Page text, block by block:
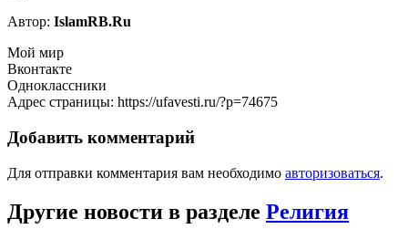
Автор: IslamRB.Ru
Мой мир
Вконтакте
Одноклассники
Адрес страницы: https://ufavesti.ru/?p=74675
Добавить комментарий
Для отправки комментария вам необходимо авторизоваться.
Другие новости в разделе Религия